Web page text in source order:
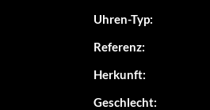
Uhren-Typ:
Referenz:
Herkunft:
Geschlecht: